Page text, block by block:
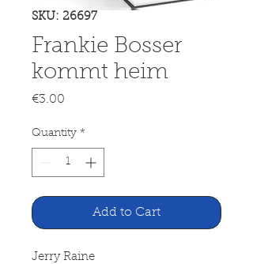
SKU: 26697
Frankie Bosser
kommt heim
€3.00
Quantity *
Add to Cart
Jerry Raine